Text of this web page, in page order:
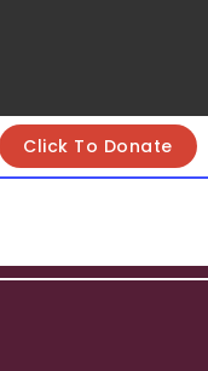
Click To Donate